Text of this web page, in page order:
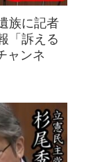
族に記者
「訴える
ャンネ